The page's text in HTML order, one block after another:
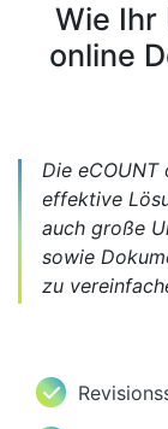
Wie Ihr
online
Die
effektive
auch große
sowie
zu